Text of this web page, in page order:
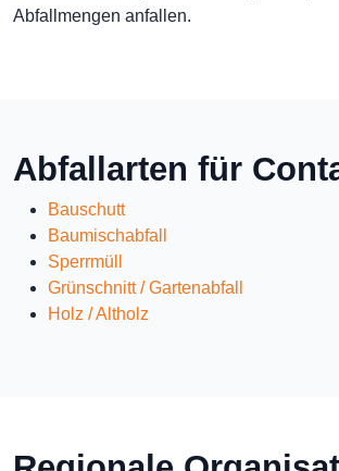
Abfallmengen anfallen.
Abfallarten für
Bauschutt
Baumischabfall
Sperrmüll
Grünschnitt / Gartenabfall
Holz / Altholz